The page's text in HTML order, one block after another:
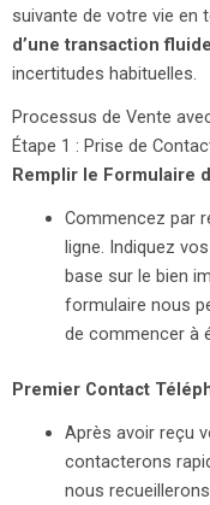
suivante de votre vie en
d’une transaction fluide
incertitudes habituelles.
Processus de Vente
Étape 1 : Prise de
Remplir le Formulaire
Commencez par
ligne. Indiquez
base sur le bien
formulaire nous
de commencer à
Premier Contact
Après avoir reçu
contacterons
nous